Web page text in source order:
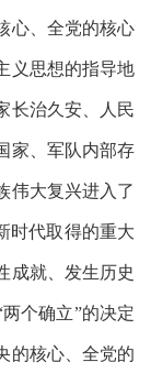
心、全党的核心
义思想的指导地
长治久安、人民
家、军队内部存
伟大复兴进入了
时代取得的重大
成就、发生历史
个确立”的决定
的核心、全党的